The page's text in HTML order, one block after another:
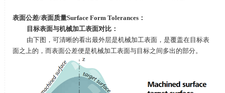
表面公差/表面质量Surface Form Tolerances：
目标表面与机械加工表面对比：
由下图，可清晰的看出最外层是机械加工表面，是覆盖在目标表
面之上的，而表面公差便是机械加工表面与目标之间多出的部分。